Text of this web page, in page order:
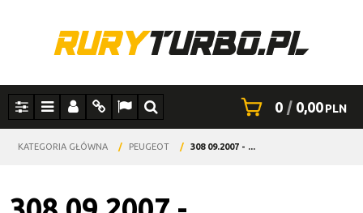
PanelMenuPanelInfoLangSzukaj
0 | 0,00PLN
KATEGORIA GŁÓWNA / PEUGEOT / 308 09.2007 - ...